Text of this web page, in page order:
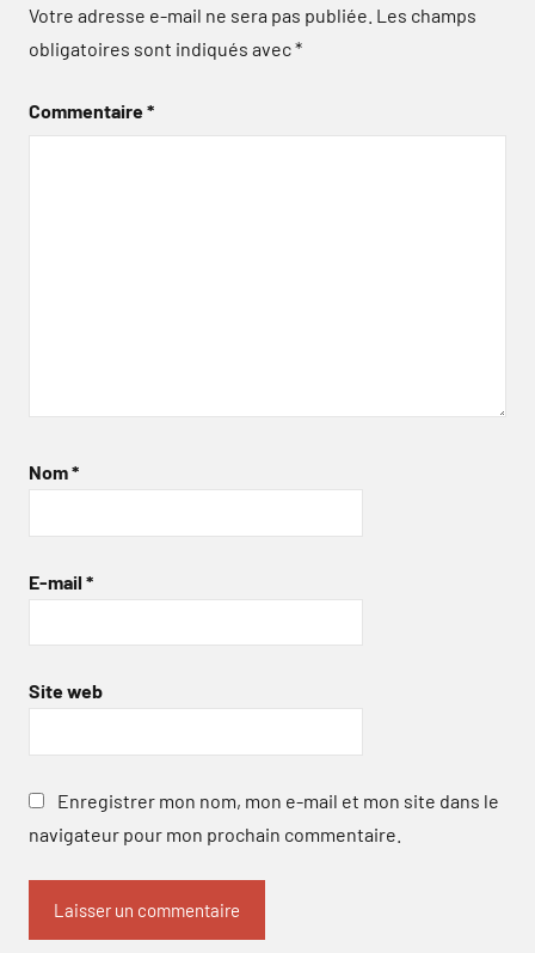
Votre adresse e-mail ne sera pas publiée. Les champs
obligatoires sont indiqués avec*
Commentaire*
Nom*
E-mail *
Site web
Enregistrer mon nom, mon e-mail et mon site dans le
navigateur pour mon prochain commentaire.